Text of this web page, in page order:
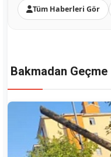
Tüm Haberleri Gör
Bakmadan Geçme